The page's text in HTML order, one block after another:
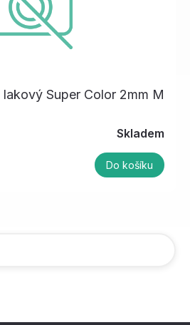
Super Color 2mm M
Skladem
Do košíku